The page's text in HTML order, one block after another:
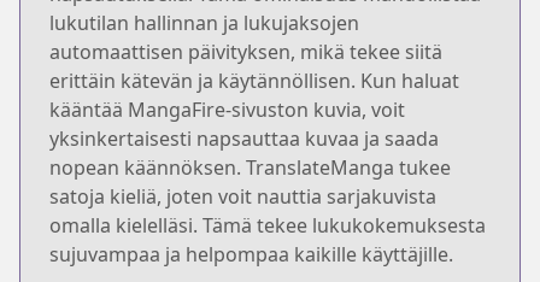
lukutilan hallinnan ja lukujaksojen
automaattisen päivityksen, mikä tekee siitä
erittäin kätevän ja käytännöllisen. Kun haluat
kääntää MangaFire-sivuston kuvia, voit
yksinkertaisesti napsauttaa kuvaa ja saada
nopean käännöksen. TranslateManga tukee
satoja kieliä, joten voit nauttia sarjakuvista
omalla kielelläsi. Tämä tekee lukukokemuksesta
sujuvampaa ja helpompaa kaikille käyttäjille.